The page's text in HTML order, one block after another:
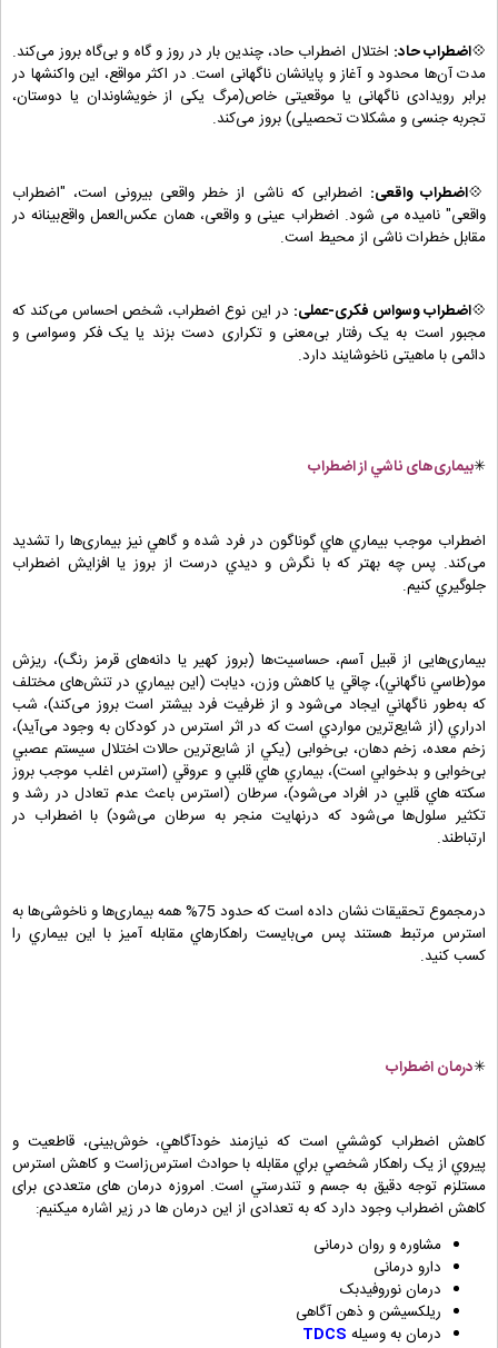
💠اضطراب حاد: اختلال اضطراب حاد، چندین بار در روز و گاه‌ و‌ بی‌گاه بروز می‌کند.
مدت آن‌ها محدود و آغاز و پایانشان ناگهانی است. در اکثر مواقع، این واکنشها در
برابر رویدادی ناگهانی یا موقعیتی خاص(مرگ یکی از خویشاوندان یا دوستان،
تجربه جنسی و مشکلات تحصیلی) بروز می‌کند.
💠اضطراب واقعی: اضطرابی که ناشی از خطر واقعی بیرونی است، "اضطراب
واقعی" نامیده می شود. اضطراب عینی و واقعی، همان عکس‌العمل واقع‌بینانه در
مقابل خطرات ناشی از محیط است.
💠اضطراب وسواس فکری-عملی: در این نوع اضطراب، شخص احساس می‌کند که
مجبور است به یک رفتار بی‌معنی و تکراری دست بزند یا یک فکر وسواسی و
دائمی با ماهیتی ناخوشایند دارد.
✳بیماری‌های ناشي از اضطراب
اضطراب موجب بيماري هاي گوناگون در فرد شده و گاهي نيز بیماری‌ها را تشديد
می‌کند. پس چه بهتر که با نگرش و ديدي درست از بروز يا افزايش اضطراب
جلوگيري کنيم.
بیماری‌هایی از قبيل آسم، حساسیت‌ها (بروز کهير يا دانه‌های قرمز رنگ)، ريزش
مو(طاسي ناگهاني)، چاقي يا کاهش وزن، ديابت (اين بيماري در تنش‌های مختلف
که به‌طور ناگهاني ايجاد می‌شود و از ظرفيت فرد بيشتر است بروز می‌کند)، شب
ادراري (از شایع‌ترین مواردي است که در اثر استرس در کودکان به وجود می‌آید)،
زخم معده، زخم دهان، بی‌خوابی (يکي از شایع‌ترین حالات اختلال سيستم عصبي
بی‌خوابی و بدخوابي است)، بيماري هاي قلبي و عروقي (استرس اغلب موجب بروز
سکته هاي قلبي در افراد می‌شود)، سرطان (استرس باعث عدم تعادل در رشد و
تکثير سلول‌ها می‌شود که درنهایت منجر به سرطان می‌شود) با اضطراب در
ارتباطند.
درمجموع تحقيقات نشان داده است که حدود 75% همه بیماری‌ها و ناخوشی‌ها به
استرس مرتبط هستند پس می‌بایست راهکارهاي مقابله آميز با اين بيماري را
کسب کنيد.
✳درمان اضطراب
کاهش اضطراب کوششي است که نيازمند خودآگاهي، خوش‌بینی، قاطعيت و
پيروي از يک راهکار شخصي براي مقابله با حوادث استرس‌زاست و کاهش استرس
مستلزم توجه دقيق به جسم و تندرستي است. امروزه درمان های متعددی برای
کاهش اضطراب وجود دارد که به تعدادی از این درمان ها در زیر اشاره میکنیم:
مشاوره و روان درمانی
دارو درمانی
درمان نوروفیدبک
ریلکسیشن و ذهن آگاهی
درمان به وسیله TDCS